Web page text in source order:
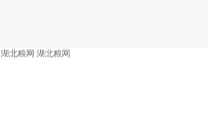
湖北粮网 湖北粮网